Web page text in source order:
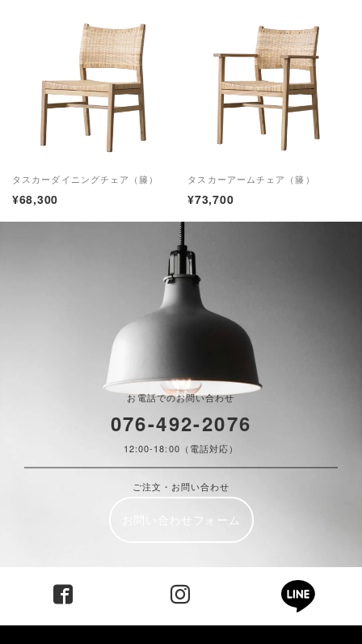
タスカーダイニングチェア（籐）
¥68,300
タスカーアームチェア（籐）
¥73,700
お電話でのお問い合わせ
076-492-2076
12:00-18:00（電話対応）
ご注文・お問い合わせ
お問い合わせフォーム